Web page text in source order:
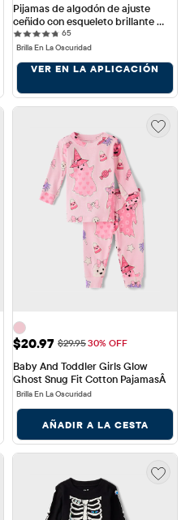
Pijamas de algodón de ajuste
ceñido con esqueleto brillante
familiar unisex para niños
6565 reviews
Brilla En La Oscuridad
VER EN LA APLICACIÓN
Precio de venta: $20.97
$20.97 Precio original: $29.95
$29.9530% OFF
Baby And Toddler Girls Glow
Ghost Snug Fit Cotton PajamasÂ
Brilla En La Oscuridad
AÑADIR A LA CESTA